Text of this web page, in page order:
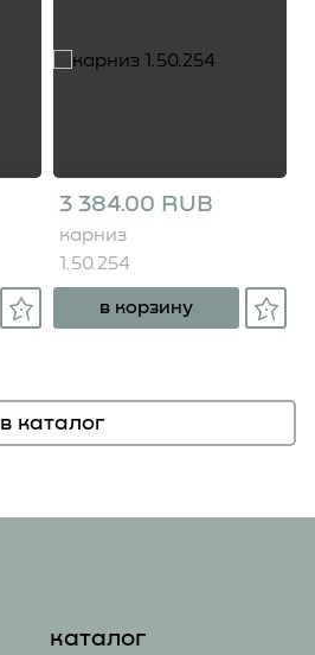
3 384.00 RUB
карниз
1.50.254
в корзину
в каталог
каталог